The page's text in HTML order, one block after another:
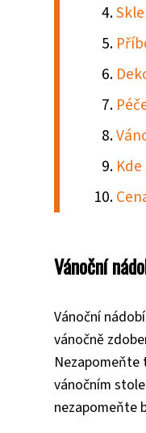
Vánoční
Vánoční
vánočně
Nezapomeňte
vánočním
nezapomeňte